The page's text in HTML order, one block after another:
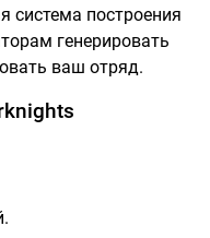
система построения
генерировать
ваш отряд.